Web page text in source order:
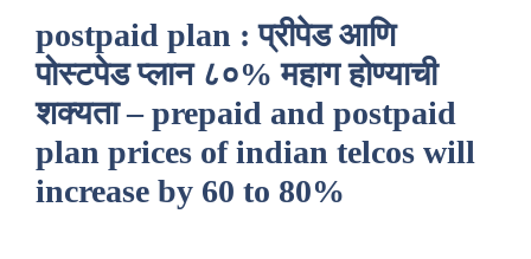
postpaid plan : प्रीपेड आणि
पोस्टपेड प्लान ८०% महाग होण्याची
शक्यता – prepaid and postpaid
plan prices of indian telcos will
increase by 60 to 80%